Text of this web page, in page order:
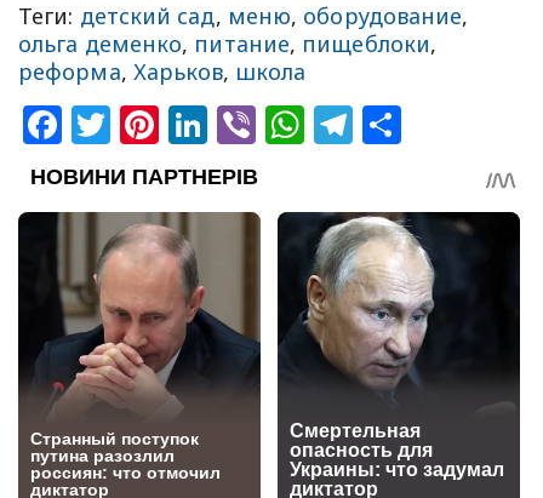
Теги: детский сад, меню, оборудование,
ольга деменко, питание, пищеблоки,
реформа, Харьков, школа
Facebook
Twitter
Pinterest
LinkedIn
ViberWhatsApp
Telegram